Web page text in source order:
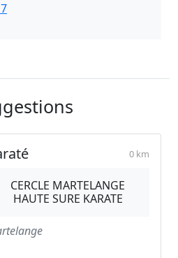
0 km
CERCLE MARTELANGE
HAUTE SURE KARATE